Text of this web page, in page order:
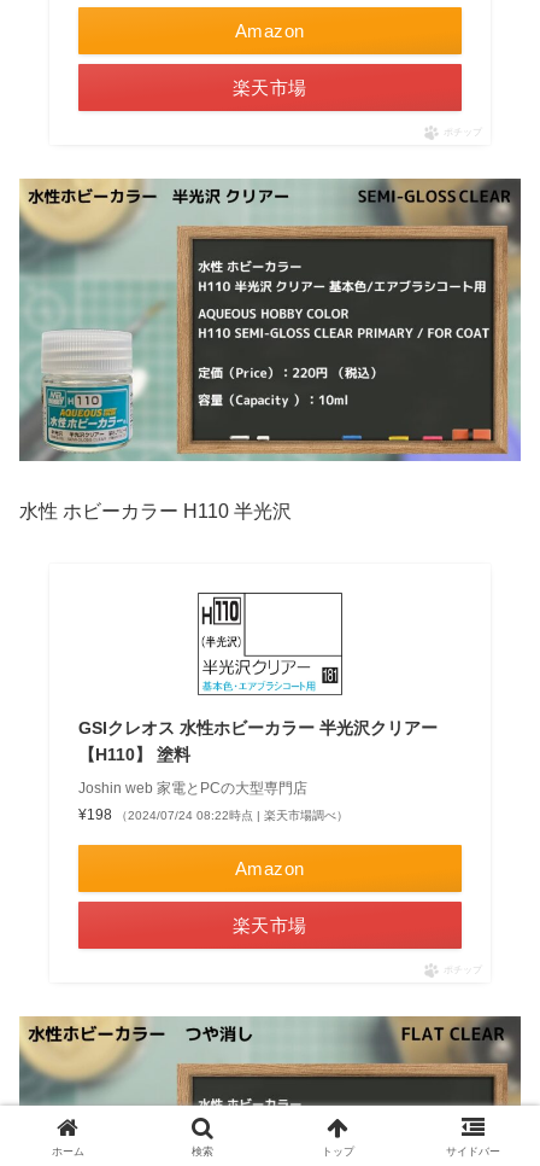
Amazon
楽天市場
ポチップ
水性 ホビーカラー H110 半光沢
GSIクレオス 水性ホビーカラー 半光沢クリアー
【H110】 塗料
Joshin web 家電とPCの大型専門店
¥198
（2024/07/24 08:22時点 | 楽天市場調べ）
Amazon
楽天市場
ポチップ
ホーム 検索 トップ サイドバー